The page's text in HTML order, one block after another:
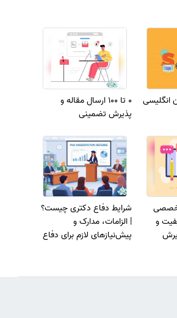
انگلیسی
0 تا 100 ارسال مقاله و
پذیرش تضمینی
و
شرایط دفاع دکتری چیست؟
| الزامات، مدارک و
پیش‌نیازهای لازم برای دفاع